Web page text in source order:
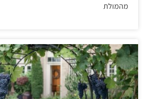
מהמולת